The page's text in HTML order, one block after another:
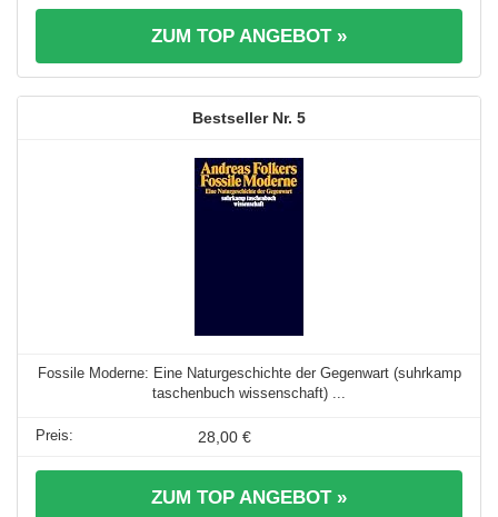
ZUM TOP ANGEBOT »
5
Fossile Moderne: Eine Naturgeschichte der Gegenwart (suhrkamp
taschenbuch wissenschaft) ...
28,00 €
ZUM TOP ANGEBOT »